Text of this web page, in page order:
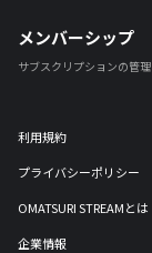
メンバーシップ
サブスクリプションの管理
利用規約
プライバシーポリシー
OMATSURI STREAMとは
企業情報